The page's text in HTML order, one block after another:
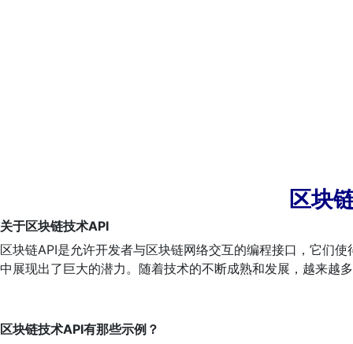
区块
关于区块链技术API
区块链API是允许开发者与区块链网络交互的编程接口，它们
中展现出了巨大的潜力。随着技术的不断成熟和发展，越来越
区块链技术API有那些示例？